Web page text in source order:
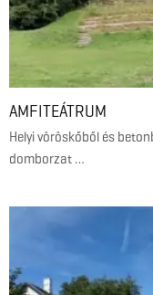
AMFITEÁTRUM
Helyi vöröskőből és
domborzat …